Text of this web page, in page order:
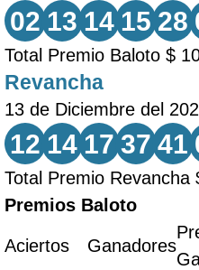
02 13 14 15 28
Total Premio Baloto $
Revancha
13 de Diciembre del
12 14 17 37 41
Total Premio Revancha
Premios Baloto
Aciertos Ganadores